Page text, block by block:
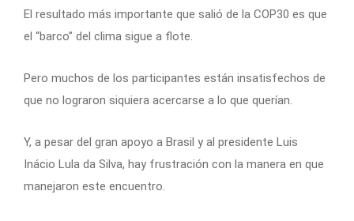
El resultado más importante que salió de la COP30 es que
el “barco” del clima sigue a flote.
Pero muchos de los participantes están insatisfechos de
que no lograron siquiera acercarse a lo que querían.
Y, a pesar del gran apoyo a Brasil y al presidente Luis
Inácio Lula da Silva, hay frustración con la manera en que
manejaron este encuentro.